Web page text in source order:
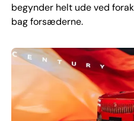
begynder helt ude ved
bag forsæderne.